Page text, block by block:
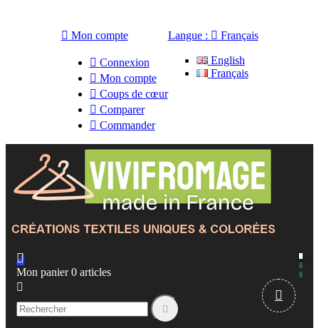
 Mon compte
 Connexion
 Mon compte
 Coups de cœur
 Comparer
 Commander
Langue :  Français
English
Français

Mon panier 0 articles


